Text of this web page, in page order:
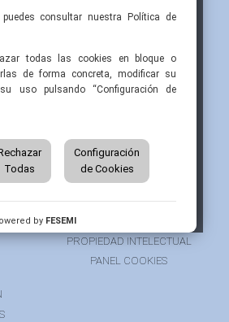
91 519 70 80
91 519 70 81
semi@fesemi.org
femi@fesemi.org
AVISO LEGAL
AVISO PARA PACIENTES
FINANCIACIÓN
POLÍTICA DE COOKIES
PROPIEDAD INTELECTUAL
PANEL COOKIES
consultar nuestra Política de
todas las cookies en bloque o
de forma concreta, modificar su
uso pulsando “Configuración de
Todas
Configuración
de Cookies
by FESEMI